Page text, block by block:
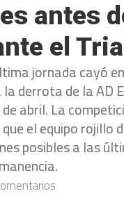
antes
el
jornada cayó
derrota de la AD
abril. La
el equipo
posibles a las